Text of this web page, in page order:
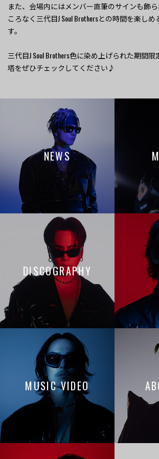
また、会場内にはメンバー直筆のサインも飾
ころなく三代目J Soul Brothersとの時間を楽し
す。
三代目J Soul Brothers色に染め上げられた期間
塔をぜひチェックしてください♪
NEWS
DISCOGRAPHY
MUSIC VIDEO